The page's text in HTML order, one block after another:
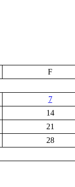
F
7
14
21
28